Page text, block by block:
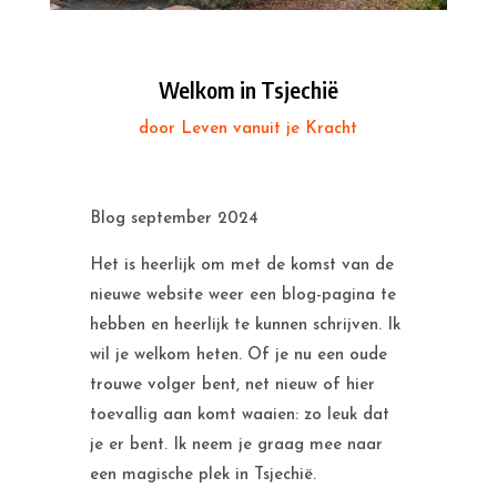
Welkom in Tsjechië
door Leven vanuit je Kracht
Blog september 2024
Het is heerlijk om met de komst van de
nieuwe website weer een blog-pagina te
hebben en heerlijk te kunnen schrijven. Ik
wil je welkom heten. Of je nu een oude
trouwe volger bent, net nieuw of hier
toevallig aan komt waaien: zo leuk dat
je er bent. Ik neem je graag mee naar
een magische plek in Tsjechië.